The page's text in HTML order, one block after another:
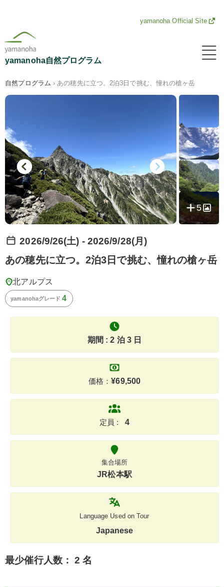
を
キ
プ
yamanoha Official Site
yamanoha自然プログラム
メ
ニ
自然プログラム › あの穂先に立つ。2泊3日で挑む、憧れの槍ヶ岳
5
2026/9/26(土) - 2026/9/28(月)
あの穂先に立つ。2泊3日で挑む、憧れの槍ヶ岳
北アルプス
yamanohaグレード 4
期間 : 2 泊 3 日
価格：¥69,500
定員 : 4
集合場所
JR松本駅
Language Used on Tour
Japanese
最少催行人数： 2 名